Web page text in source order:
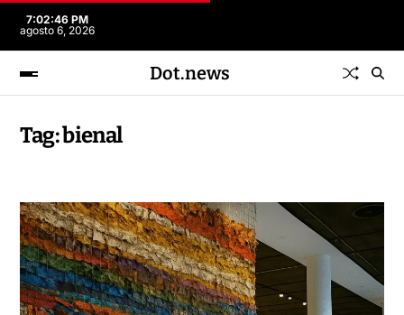
7:02:46 PM
agosto 6, 2026
Dot.news
Tag:bienal